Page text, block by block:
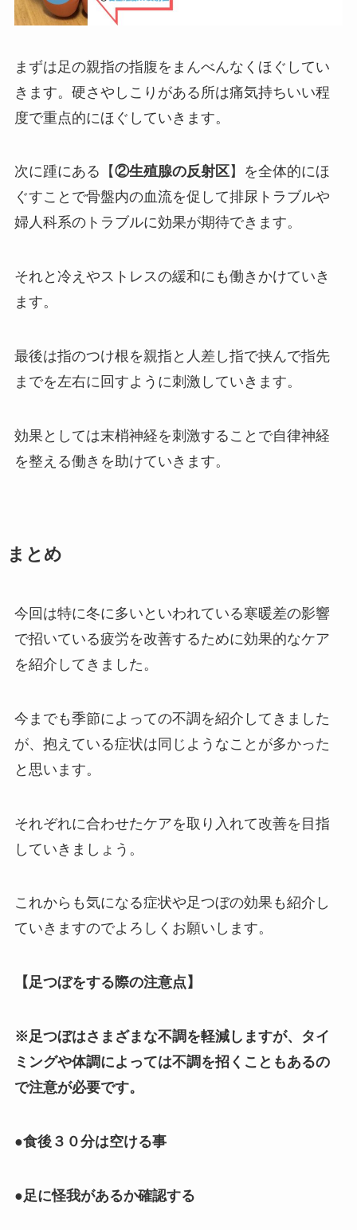
まずは足の親指の指腹をまんべんなくほぐしてい
きます。硬さやしこりがある所は痛気持ちいい程
度で重点的にほぐしていきます。
次に踵にある【②生殖腺の反射区】を全体的にほ
ぐすことで骨盤内の血流を促して排尿トラブルや
婦人科系のトラブルに効果が期待できます。
それと冷えやストレスの緩和にも働きかけていき
ます。
最後は指のつけ根を親指と人差し指で挟んで指先
までを左右に回すように刺激していきます。
効果としては末梢神経を刺激することで自律神経
を整える働きを助けていきます。
まとめ
今回は特に冬に多いといわれている寒暖差の影響
で招いている疲労を改善するために効果的なケア
を紹介してきました。
今までも季節によっての不調を紹介してきました
が、抱えている症状は同じようなことが多かった
と思います。
それぞれに合わせたケアを取り入れて改善を目指
していきましょう。
これからも気になる症状や足つぼの効果も紹介し
ていきますのでよろしくお願いします。
【足つぼをする際の注意点】
※足つぼはさまざまな不調を軽減しますが、タイ
ミングや体調によっては不調を招くこともあるの
で注意が必要です。
●食後３０分は空ける事
●足に怪我があるか確認する